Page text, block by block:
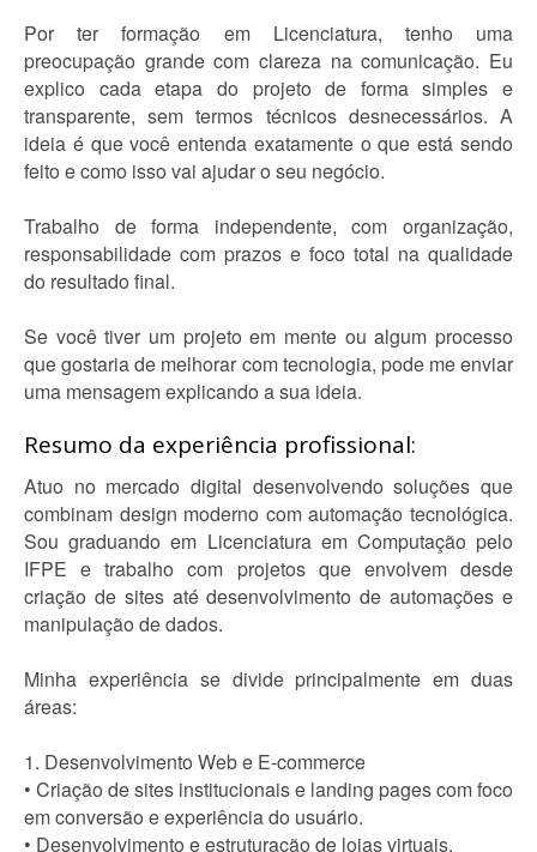
Por ter formação em Licenciatura, tenho uma
preocupação grande com clareza na comunicação. Eu
explico cada etapa do projeto de forma simples e
transparente, sem termos técnicos desnecessários. A
ideia é que você entenda exatamente o que está sendo
feito e como isso vai ajudar o seu negócio.
Trabalho de forma independente, com organização,
responsabilidade com prazos e foco total na qualidade
do resultado final.
Se você tiver um projeto em mente ou algum processo
que gostaria de melhorar com tecnologia, pode me enviar
uma mensagem explicando a sua ideia.
Resumo da experiência profissional:
Atuo no mercado digital desenvolvendo soluções que
combinam design moderno com automação tecnológica.
Sou graduando em Licenciatura em Computação pelo
IFPE e trabalho com projetos que envolvem desde
criação de sites até desenvolvimento de automações e
manipulação de dados.
Minha experiência se divide principalmente em duas
áreas:
1. Desenvolvimento Web e E-commerce
• Criação de sites institucionais e landing pages com foco
em conversão e experiência do usuário.
• Desenvolvimento e estruturação de lojas virtuais.